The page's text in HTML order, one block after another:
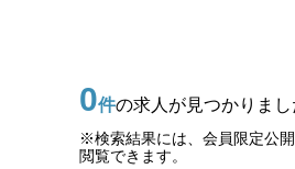
0件の求人が見つかりまし
※検索結果には、会員限定公
閲覧できます。